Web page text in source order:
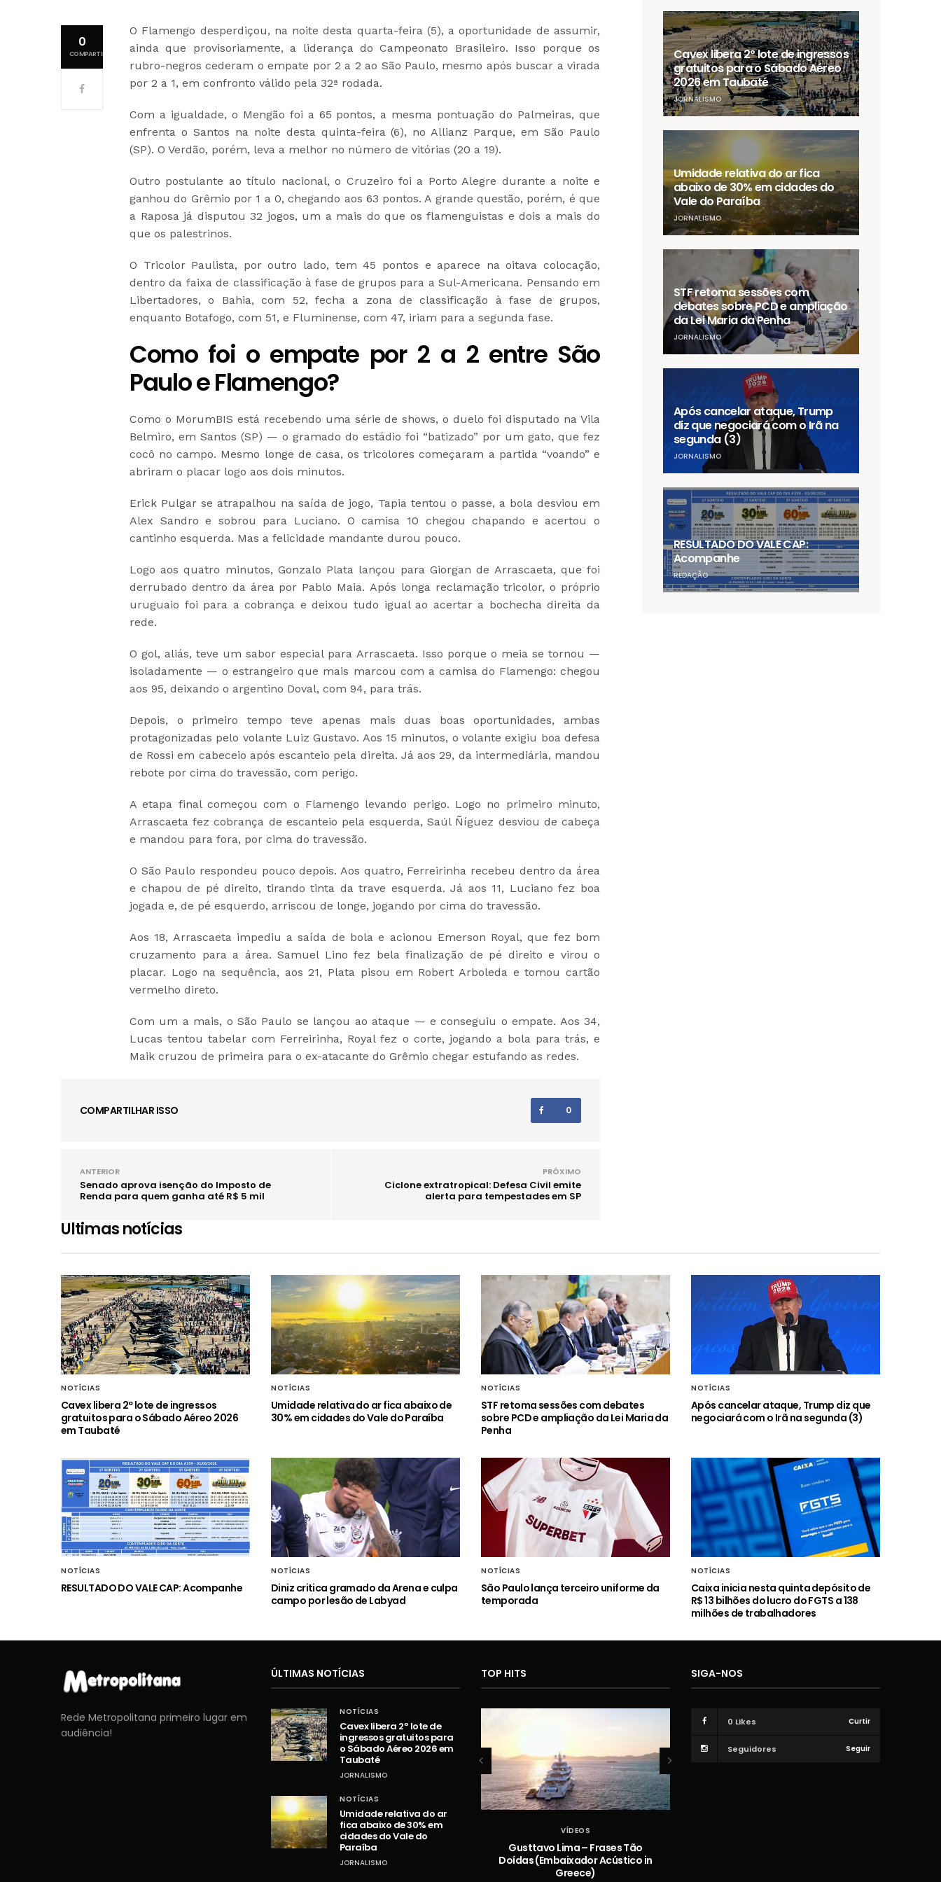
0
COMPARTILHAMENTOS
O Flamengo desperdiçou, na noite desta quarta-feira (5), a oportunidade de assumir,
ainda que provisoriamente, a liderança do Campeonato Brasileiro. Isso porque os
rubro-negros cederam o empate por 2 a 2 ao São Paulo, mesmo após buscar a virada
por 2 a 1, em confronto válido pela 32ª rodada.
Com a igualdade, o Mengão foi a 65 pontos, a mesma pontuação do Palmeiras, que
enfrenta o Santos na noite desta quinta-feira (6), no Allianz Parque, em São Paulo
(SP). O Verdão, porém, leva a melhor no número de vitórias (20 a 19).
Outro postulante ao título nacional, o Cruzeiro foi a Porto Alegre durante a noite e
ganhou do Grêmio por 1 a 0, chegando aos 63 pontos. A grande questão, porém, é que
a Raposa já disputou 32 jogos, um a mais do que os flamenguistas e dois a mais do
que os palestrinos.
O Tricolor Paulista, por outro lado, tem 45 pontos e aparece na oitava colocação,
dentro da faixa de classificação à fase de grupos para a Sul-Americana. Pensando em
Libertadores, o Bahia, com 52, fecha a zona de classificação à fase de grupos,
enquanto Botafogo, com 51, e Fluminense, com 47, iriam para a segunda fase.
Como foi o empate por 2 a 2 entre São
Paulo e Flamengo?
Como o MorumBIS está recebendo uma série de shows, o duelo foi disputado na Vila
Belmiro, em Santos (SP) — o gramado do estádio foi “batizado” por um gato, que fez
cocô no campo. Mesmo longe de casa, os tricolores começaram a partida “voando” e
abriram o placar logo aos dois minutos.
Erick Pulgar se atrapalhou na saída de jogo, Tapia tentou o passe, a bola desviou em
Alex Sandro e sobrou para Luciano. O camisa 10 chegou chapando e acertou o
cantinho esquerda. Mas a felicidade mandante durou pouco.
Logo aos quatro minutos, Gonzalo Plata lançou para Giorgan de Arrascaeta, que foi
derrubado dentro da área por Pablo Maia. Após longa reclamação tricolor, o próprio
uruguaio foi para a cobrança e deixou tudo igual ao acertar a bochecha direita da
rede.
O gol, aliás, teve um sabor especial para Arrascaeta. Isso porque o meia se tornou —
isoladamente — o estrangeiro que mais marcou com a camisa do Flamengo: chegou
aos 95, deixando o argentino Doval, com 94, para trás.
Depois, o primeiro tempo teve apenas mais duas boas oportunidades, ambas
protagonizadas pelo volante Luiz Gustavo. Aos 15 minutos, o volante exigiu boa defesa
de Rossi em cabeceio após escanteio pela direita. Já aos 29, da intermediária, mandou
rebote por cima do travessão, com perigo.
A etapa final começou com o Flamengo levando perigo. Logo no primeiro minuto,
Arrascaeta fez cobrança de escanteio pela esquerda, Saúl Ñíguez desviou de cabeça
e mandou para fora, por cima do travessão.
O São Paulo respondeu pouco depois. Aos quatro, Ferreirinha recebeu dentro da área
e chapou de pé direito, tirando tinta da trave esquerda. Já aos 11, Luciano fez boa
jogada e, de pé esquerdo, arriscou de longe, jogando por cima do travessão.
Aos 18, Arrascaeta impediu a saída de bola e acionou Emerson Royal, que fez bom
cruzamento para a área. Samuel Lino fez bela finalização de pé direito e virou o
placar. Logo na sequência, aos 21, Plata pisou em Robert Arboleda e tomou cartão
vermelho direto.
Com um a mais, o São Paulo se lançou ao ataque — e conseguiu o empate. Aos 34,
Lucas tentou tabelar com Ferreirinha, Royal fez o corte, jogando a bola para trás, e
Maik cruzou de primeira para o ex-atacante do Grêmio chegar estufando as redes.
COMPARTILHAR ISSO 0
ANTERIOR
Senado aprova isenção do Imposto de
Renda para quem ganha até R$ 5 mil
PRÓXIMO
Ciclone extratropical: Defesa Civil emite
alerta para tempestades em SP
Cavex libera 2º lote de ingressos
gratuitos para o Sábado Aéreo
2026 em Taubaté
JORNALISMO
Umidade relativa do ar fica
abaixo de 30% em cidades do
Vale do Paraíba
JORNALISMO
STF retoma sessões com
debates sobre PCD e ampliação
da Lei Maria da Penha
JORNALISMO
Após cancelar ataque, Trump
diz que negociará com o Irã na
segunda (3)
JORNALISMO
RESULTADO DO VALE CAP:
Acompanhe
REDAÇÃO
Ultimas notícias
NOTÍCIAS
Cavex libera 2º lote de ingressos
gratuitos para o Sábado Aéreo 2026
em Taubaté
NOTÍCIAS
Umidade relativa do ar fica abaixo de
30% em cidades do Vale do Paraíba
NOTÍCIAS
STF retoma sessões com debates
sobre PCD e ampliação da Lei Maria da
Penha
NOTÍCIAS
Após cancelar ataque, Trump diz que
negociará com o Irã na segunda (3)
NOTÍCIAS
RESULTADO DO VALE CAP: Acompanhe
NOTÍCIAS
Diniz critica gramado da Arena e culpa
campo por lesão de Labyad
NOTÍCIAS
São Paulo lança terceiro uniforme da
temporada
NOTÍCIAS
Caixa inicia nesta quinta depósito de
R$ 13 bilhões do lucro do FGTS a 138
milhões de trabalhadores
Rede Metropolitana primeiro lugar em
audiência!
ÚLTIMAS NOTÍCIAS
NOTÍCIAS
Cavex libera 2º lote de
ingressos gratuitos para
o Sábado Aéreo 2026 em
Taubaté
JORNALISMO
NOTÍCIAS
Umidade relativa do ar
fica abaixo de 30% em
cidades do Vale do
Paraíba
JORNALISMO
TOP HITS
VÍDEOS
Hugo e Guilherme – Vazou na
Braquiara
VÍDEOS
Gusttavo Lima – Frases Tão
Doídas (Embaixador Acústico in
Greece)
SIGA-NOS
0 Likes Curtir
Seguidores Seguir